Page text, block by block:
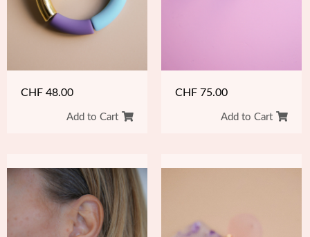
CHF 48.00
Add to Cart
CHF 75.00
Add to Cart